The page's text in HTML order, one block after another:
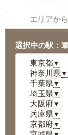
エリアか
選択中の駅：
東京都▼
神奈川県 ▼
千葉県 ▼
埼玉県 ▼
大阪府▼
兵庫県 ▼
京都府▼